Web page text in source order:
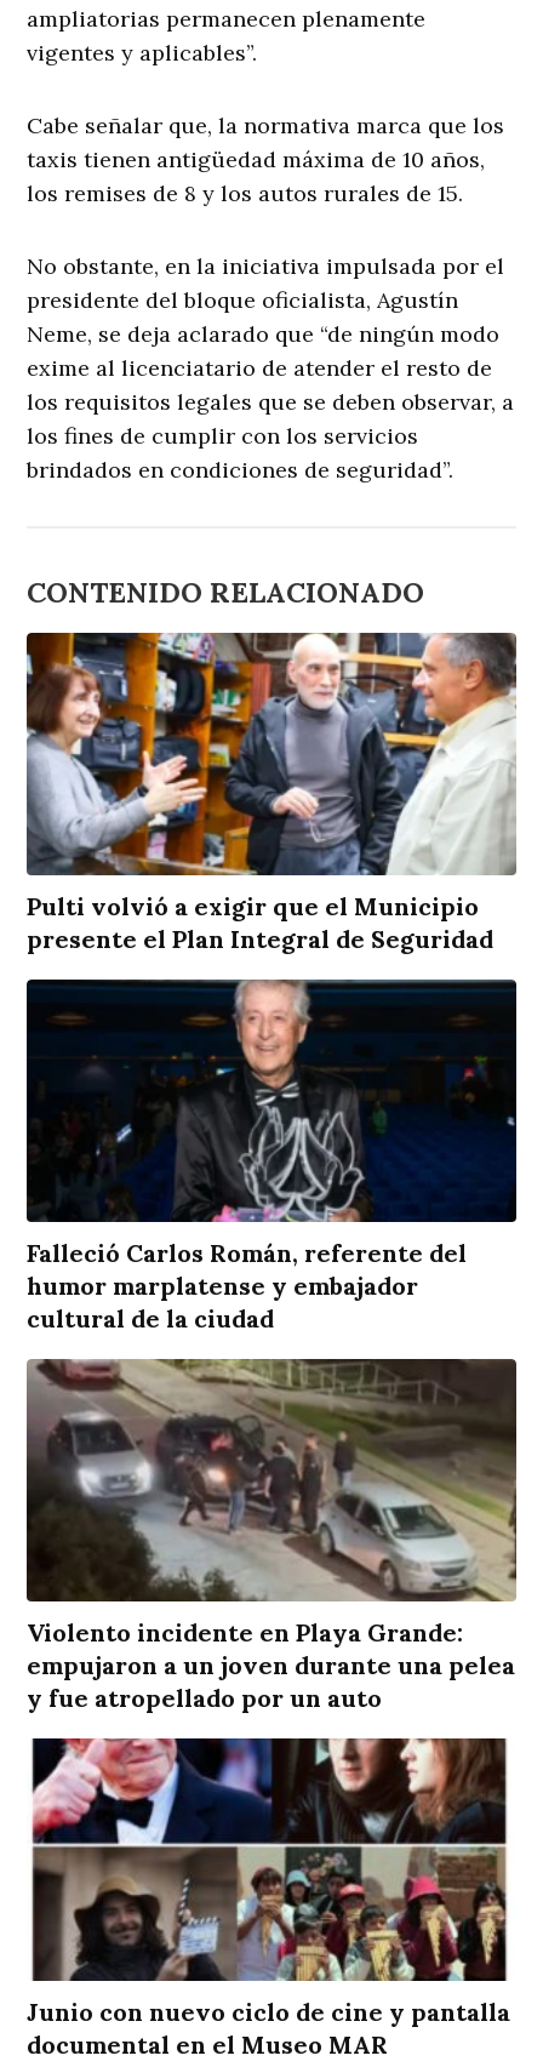
ampliatorias permanecen plenamente
vigentes y aplicables”.
Cabe señalar que, la normativa marca que los
taxis tienen antigüedad máxima de 10 años,
los remises de 8 y los autos rurales de 15.
No obstante, en la iniciativa impulsada por el
presidente del bloque oficialista, Agustín
Neme, se deja aclarado que “de ningún modo
exime al licenciatario de atender el resto de
los requisitos legales que se deben observar, a
los fines de cumplir con los servicios
brindados en condiciones de seguridad”.
CONTENIDO RELACIONADO
Pulti volvió a exigir que el Municipio
presente el Plan Integral de Seguridad
Falleció Carlos Román, referente del
humor marplatense y embajador
cultural de la ciudad
Violento incidente en Playa Grande:
empujaron a un joven durante una pelea
y fue atropellado por un auto
Junio con nuevo ciclo de cine y pantalla
documental en el Museo MAR